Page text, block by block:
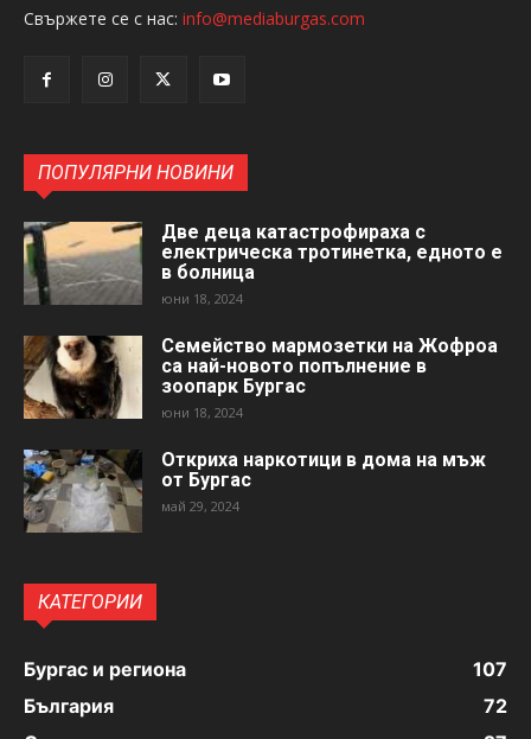
Свържете се с нас: info@mediaburgas.com
ПОПУЛЯРНИ НОВИНИ
Две деца катастрофираха с
електрическа тротинетка, едното е
в болница
юни 18, 2024
Семейство мармозетки на Жофроа
са най-новото попълнение в
зоопарк Бургас
юни 18, 2024
Откриха наркотици в дома на мъж
от Бургас
май 29, 2024
КАТЕГОРИИ
Бургас и региона
107
България
72